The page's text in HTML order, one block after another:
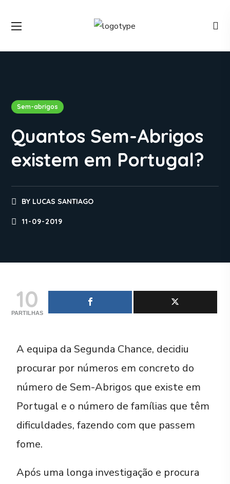
Sem-abrigos
Quantos Sem-Abrigos
existem em Portugal?
BY LUCAS SANTIAGO
11-09-2019
10
PARTILHAS
A equipa da Segunda Chance, decidiu
procurar por números em concreto do
número de Sem-Abrigos que existe em
Portugal e o número de famílias que têm
dificuldades, fazendo com que passem
fome.
Após uma longa investigação e procura